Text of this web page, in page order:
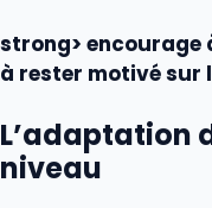
strong> encourage
à rester motivé sur
L’adaptation
niveau